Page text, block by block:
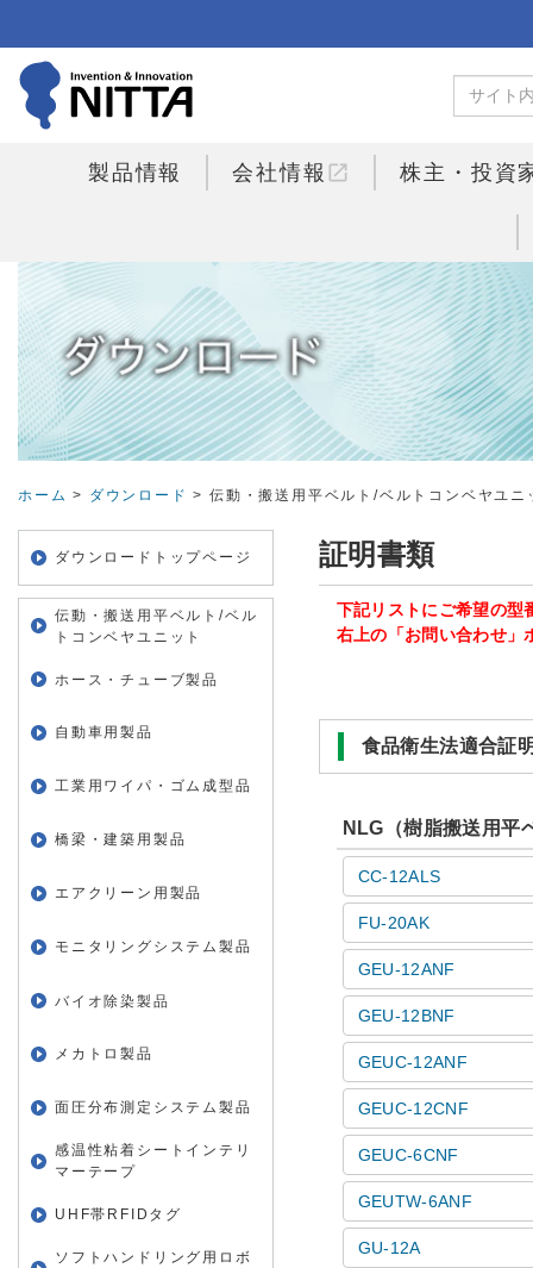
製品情報 会社情報 open_in_new 株主・投資
ホーム > ダウンロード > 伝動・搬送用平ベルト/ベルトコンベヤユニ
ダウンロードトップページ
伝動・搬送用平ベルト/ベル
トコンベヤユニット
ホース・チューブ製品
自動車用製品
工業用ワイパ・ゴム成型品
橋梁・建築用製品
エアクリーン用製品
モニタリングシステム製品
バイオ除染製品
メカトロ製品
面圧分布測定システム製品
感温性粘着シートインテリ
マーテープ
UHF帯RFIDタグ
ソフトハンドリング用ロボ
証明書類
下記リストにご希望の型
右上の「お問い合わせ」
食品衛生法適合証
NLG（樹脂搬送用平
CC-12ALS
FU-20AK
GEU-12ANF
GEU-12BNF
GEUC-12ANF
GEUC-12CNF
GEUC-6CNF
GEUTW-6ANF
GU-12A